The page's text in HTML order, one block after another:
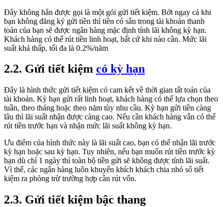
Đây không hẳn được gọi là một gói gửi tiết kiệm. Bởi ngay cả khi
bạn không đăng ký gửi tiền thì tiền có sẵn trong tài khoản thanh
toán của bạn sẽ được ngân hàng mặc định tính lãi không kỳ hạn.
Khách hàng có thể rút tiền linh hoạt, bất cứ khi nào cần. Mức lãi
suất khá thấp, tối đa là 0.2%/năm
2.2. Gửi tiết kiệm có kỳ hạn
Đây là hình thức gửi tiết kiệm có cam kết về thời gian tất toán của
tài khoản. Kỳ hạn gửi rất linh hoạt, khách hàng có thể lựa chọn theo
tuần, theo tháng hoặc theo năm tùy nhu cầu. Kỳ hạn gửi tiền càng
lâu thì lãi suất nhận được càng cao. Nếu cần khách hàng vẫn có thể
rút tiền trước hạn và nhận mức lãi suất không kỳ hạn.
Ưu điểm của hình thức này là lãi suất cao, bạn có thể nhận lãi trước
kỳ hạn hoặc sau kỳ hạn. Tuy nhiên, nếu bạn muốn rút tiền trước kỳ
hạn dù chỉ 1 ngày thì toàn bộ tiền gửi sẽ không được tính lãi suất.
Vì thế, các ngân hàng luôn khuyến khích khách chia nhỏ sổ tiết
kiệm ra phòng trừ trường hợp cần rút vốn.
2.3. Gửi tiết kiệm bậc thang